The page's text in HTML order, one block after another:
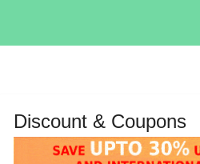
Discount & Coupons